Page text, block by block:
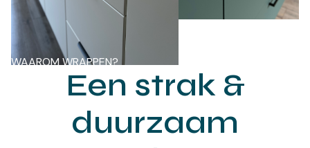
WAAROM WRAPPEN?
Een strak &
duurzaam